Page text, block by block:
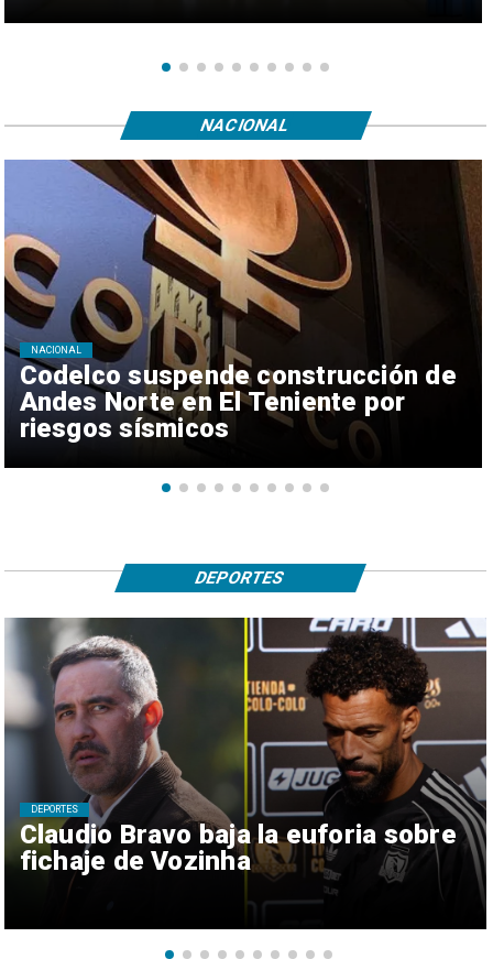
Codelco suspende construcción de
Andes Norte en El Teniente por
riesgos sísmicos
NACIONAL
NACIONAL
Claudio Bravo baja la euforia sobre
fichaje de Vozinha
DEPORTES
DEPORTES